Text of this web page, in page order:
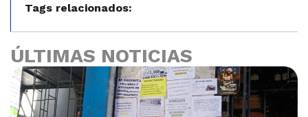
Tags relacionados:
ÚLTIMAS NOTICIAS